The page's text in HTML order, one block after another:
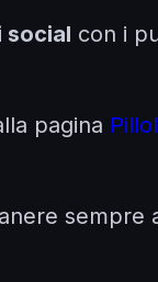
social con i
pagina
sempre